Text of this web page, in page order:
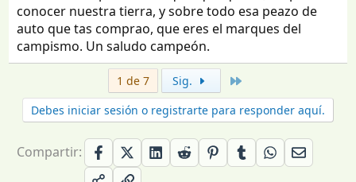
conocer nuestra tierra, y sobre todo esa peazo de
auto que tas comprao, que eres el marques del
campismo. Un saludo campeón.
1 de 7 Sig.
Debes iniciar sesión o registrarte para responder aquí.
Compartir: